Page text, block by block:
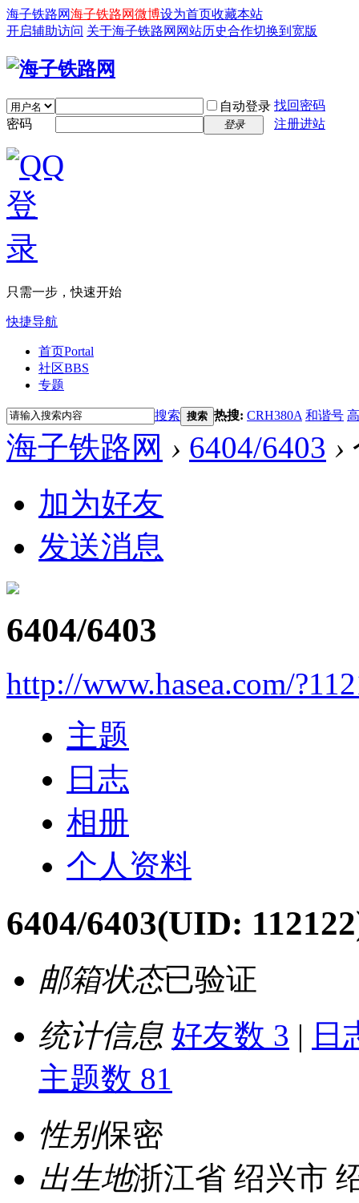
海子铁路网海子铁路网微博设为首页收藏本站
开启辅助访问 关于海子铁路网 网站历史合作切换到宽版
自动登录 找回密码
密码
登录 注册进站
只需一步，快速开始
快捷导航
首页Portal
社区BBS
专题
搜索 搜索 热搜: CRH380A 和谐号
海子铁路网 › 6404/6403 ›
加为好友
发送消息
6404/6403
http://www.hasea.com/
主题
日志
相册
个人资料
6404/6403(UID:
邮箱状态已验证
统计信息 好友数 3 | 日
主题数 81
性别保密
出生地浙江省 绍兴市